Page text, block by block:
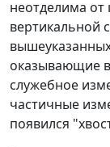
неотделима от
вертикальной
оказывающие
служебное
частичные
появился